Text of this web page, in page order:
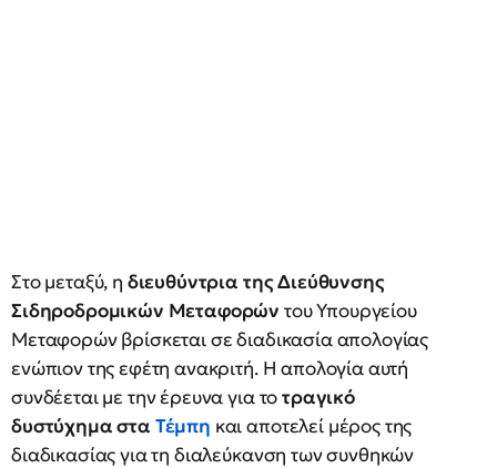
Στο μεταξύ, η διευθύντρια της Διεύθυνσης
Σιδηροδρομικών Μεταφορών του Υπουργείου
Μεταφορών βρίσκεται σε διαδικασία απολογίας
ενώπιον της εφέτη ανακριτή. Η απολογία αυτή
συνδέεται με την έρευνα για τοτραγικό
δυστύχημα στα Τέμπη και αποτελεί μέρος της
διαδικασίας για τη διαλεύκανση των συνθηκών